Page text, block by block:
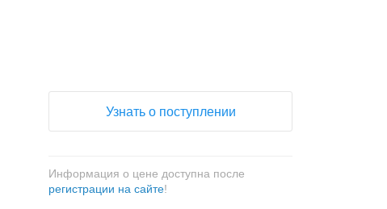
Узнать о поступлении
Информация о цене доступна после
регистрации на сайте!